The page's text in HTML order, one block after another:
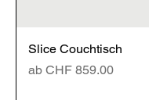
Slice Couchtisch
ab CHF 859.00
Sale-Preis